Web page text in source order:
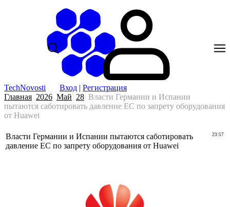
TechNovosti Вход | Регистрация
Главная 2026 Май 28 Власти Германии и Испании
пытаются саботировать давление ЕС по запрету оборудования
от Huawei
23:57
Власти Германии и Испании пытаются саботировать
давление ЕС по запрету оборудования от Huawei